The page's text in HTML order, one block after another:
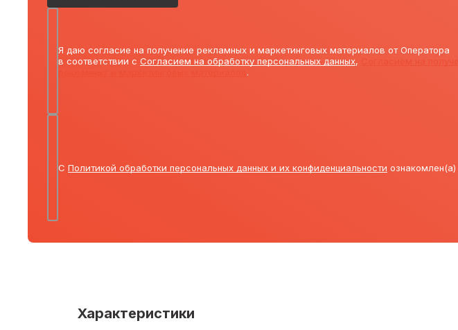
Я даю согласие на получение рекламных и маркетинговых материалов от Оператора
в соответствии с Согласием на обработку персональных данных,
.
С Политикой обработки персональных данных и их конфиденциальности ознакомлен(а)
Характеристики